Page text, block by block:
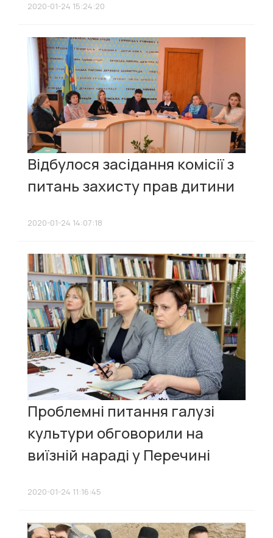
2020-01-24 15:24:20
Відбулося засідання комісії з
питань захисту прав дитини
2020-01-24 14:07:18
Проблемні питання галузі
культури обговорили на
виїзній нараді у Перечині
2020-01-24 11:16:45